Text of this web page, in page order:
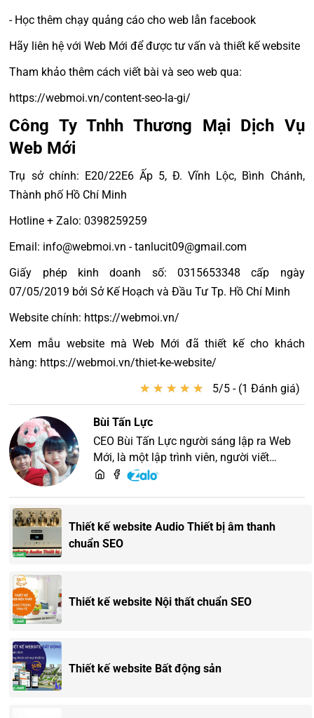
- Học thêm chạy quảng cáo cho web lẫn facebook
Hãy liên hệ với Web Mới để được tư vấn và thiết kế website
Tham khảo thêm cách viết bài và seo web qua:
https://webmoi.vn/content-seo-la-gi/
Công Ty Tnhh Thương Mại Dịch Vụ
Web Mới
Trụ sở chính: E20/22E6 Ấp 5, Đ. Vĩnh Lộc, Bình Chánh,
Thành phố Hồ Chí Minh
Hotline + Zalo: 0398259259
Email: info@webmoi.vn - tanlucit09@gmail.com
Giấy phép kinh doanh số: 0315653348 cấp ngày
07/05/2019 bởi Sở Kế Hoạch và Đầu Tư Tp. Hồ Chí Minh
Website chính: https://webmoi.vn/
Xem mẫu website mà Web Mới đã thiết kế cho khách
hàng: https://webmoi.vn/thiet-ke-website/
★ ★ ★ ★ ★
★ ★ ★ ★ ★ 5/5 - (1 Đánh giá)
Bùi Tấn Lực
CEO Bùi Tấn Lực người sáng lập ra Web
Mới, là một lập trình viên, người viết
content, chuyên tư vấn các vấn đề về
Thiết kế website Audio Thiết bị âm thanh
chuẩn SEO
Thiết kế website Nội thất chuẩn SEO
Thiết kế website Bất động sản